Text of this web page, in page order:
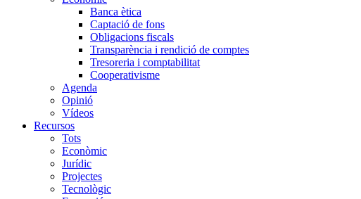
Banca ètica
Captació de fons
Obligacions fiscals
Transparència i rendició de comptes
Tresoreria i comptabilitat
Cooperativisme
Agenda
Opinió
Vídeos
Recursos
Tots
Econòmic
Jurídic
Projectes
Tecnològic